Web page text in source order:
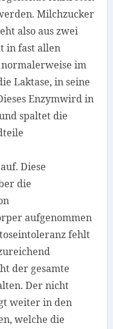
Milchzucker
also aus zwei
in fast allen
im
Laktase, in seine
Enzymwird in
spaltet die
Diese
die
aufgenommen
fehlt
der gesamte
Der nicht
weiter in den
welche die